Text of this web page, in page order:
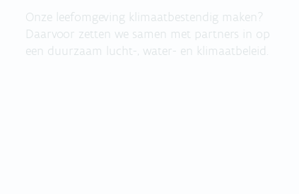
Onze leefomgeving klimaatbestendig maken?
Daarvoor zetten we samen met partners in op
een duurzaam lucht-, water- en klimaatbeleid.